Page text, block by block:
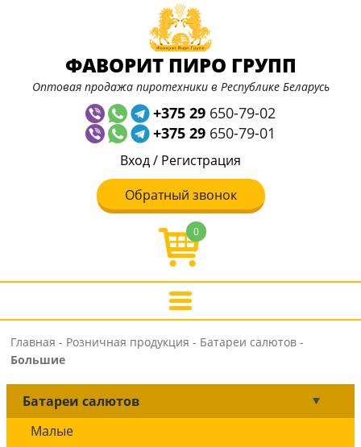
ФАВОРИТ ПИРО ГРУПП
Оптовая продажа пиротехники в Республике Беларусь
+375 29 650-79-02
+375 29 650-79-01
Вход/ Регистрация
Обратный звонок
0
Главная - Розничная продукция - Батареи салютов -
Большие
Батареи салютов
Малые